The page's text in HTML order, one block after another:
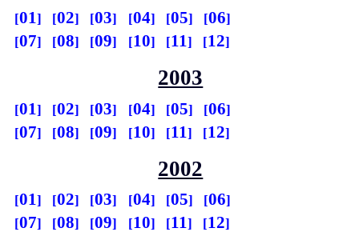
01 02 03 04 05
06
07
08 09 10 11 12
2003
01 02 03 04 05
06
07
08 09 10 11 12
2002
01 02 03 04 05
06
07
08 09 10 11 12